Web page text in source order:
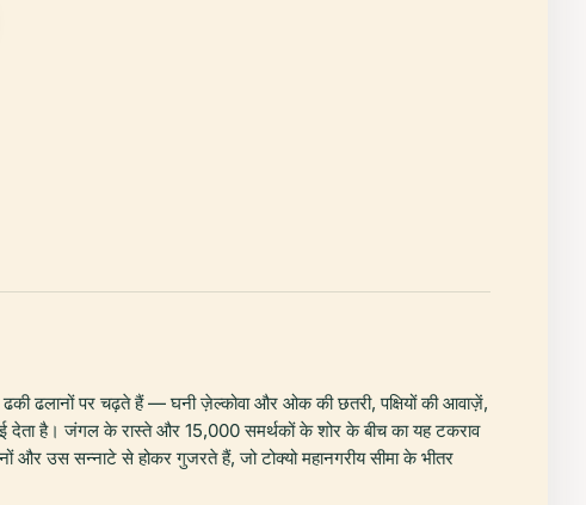
ढलानों पर चढ़ते हैं — घनी ज़ेल्कोवा और ओक की छतरी, पक्षियों की आवाज़ें,
देता है। जंगल के रास्ते और 15,000 समर्थकों के शोर के बीच का यह टकराव
उस सन्नाटे से होकर गुजरते हैं, जो टोक्यो महानगरीय सीमा के भीतर